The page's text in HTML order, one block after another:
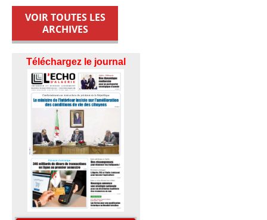
VOIR TOUTES LES
ARCHIVES